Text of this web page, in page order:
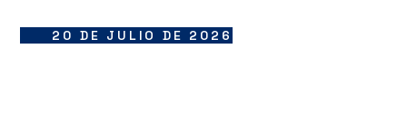
20 DE JULIO DE 2026